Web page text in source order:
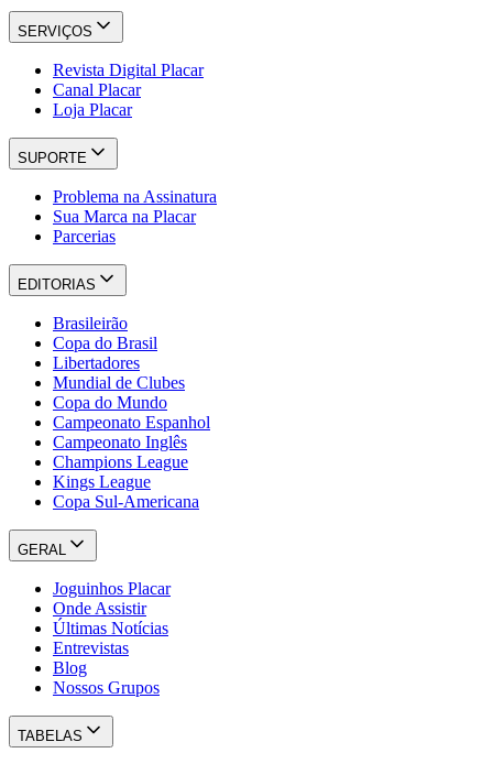
SERVIÇOS
Revista Digital Placar
Canal Placar
Loja Placar
SUPORTE
Problema na Assinatura
Sua Marca na Placar
Parcerias
EDITORIAS
Brasileirão
Copa do Brasil
Libertadores
Mundial de Clubes
Copa do Mundo
Campeonato Espanhol
Campeonato Inglês
Champions League
Kings League
Copa Sul-Americana
GERAL
Joguinhos Placar
Onde Assistir
Últimas Notícias
Entrevistas
Blog
Nossos Grupos
TABELAS